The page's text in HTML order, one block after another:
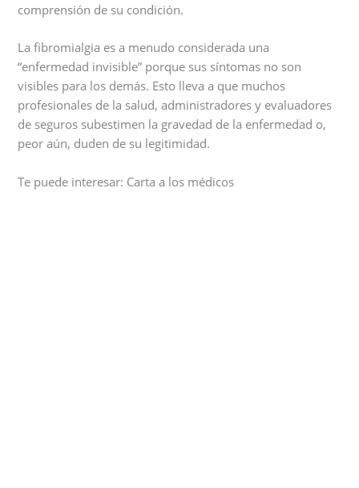
comprensión de su condición.
La fibromialgia es a menudo considerada una
“enfermedad invisible” porque sus síntomas no son
visibles para los demás. Esto lleva a que muchos
profesionales de la salud, administradores y evaluadores
de seguros subestimen la gravedad de la enfermedad o,
peor aún, duden de su legitimidad.
Te puede interesar: Carta a los médicos